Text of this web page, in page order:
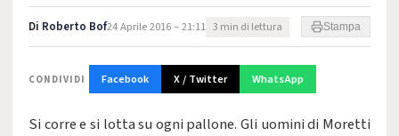
Di Roberto Bof24 Aprile 2016 – 21:11 3 min di lettura Stampa
CONDIVIDI Facebook X / Twitter WhatsApp
Si corre e si lotta su ogni pallone. Gli uomini di Moretti